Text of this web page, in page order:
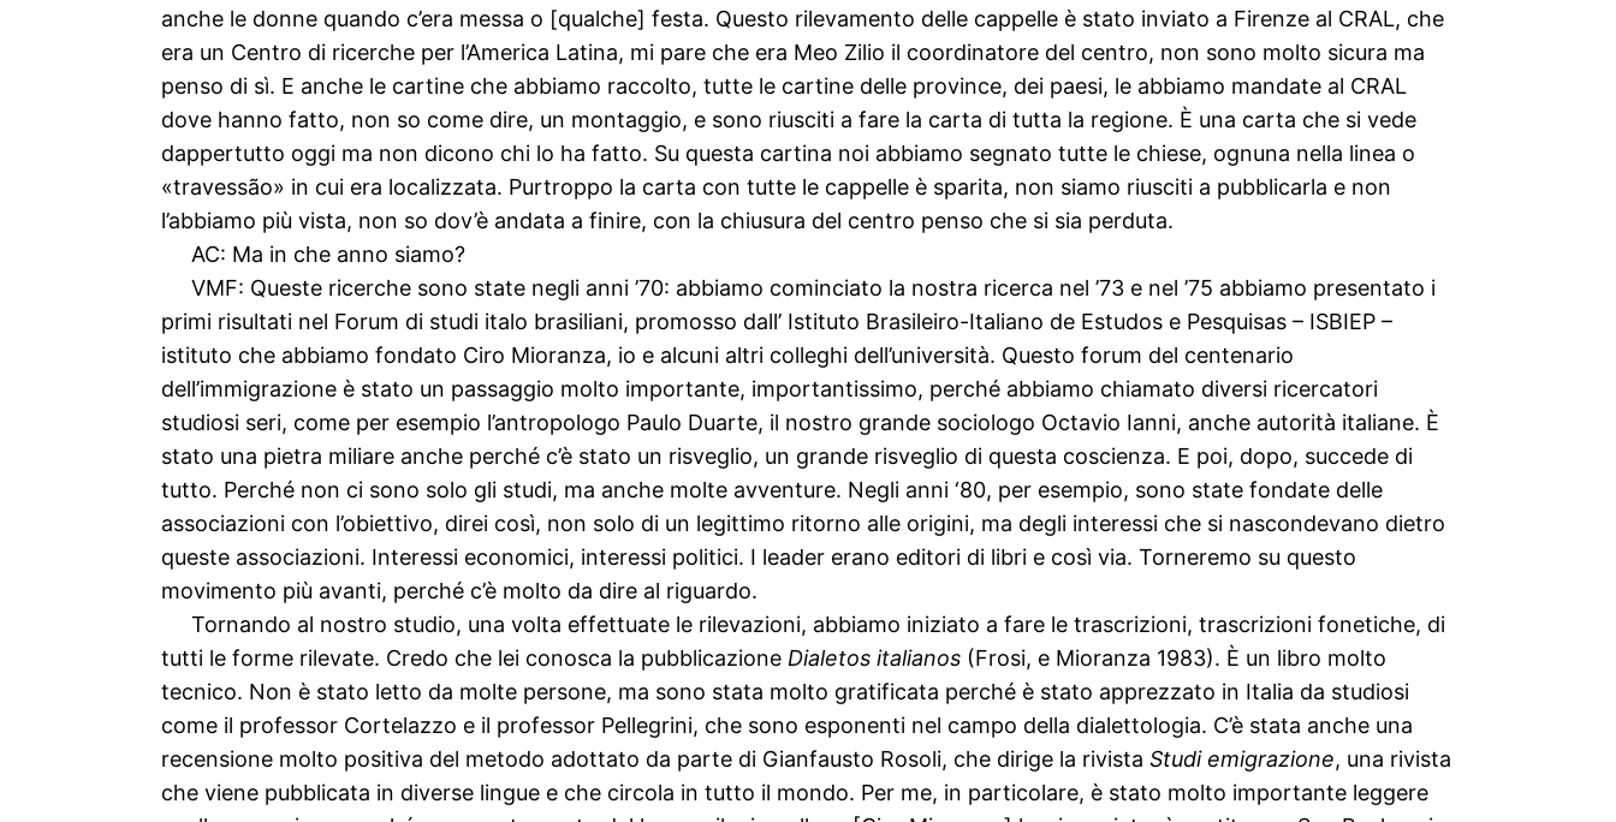
anche le donne quando c’era messa o [qualche] festa. Questo rilevamento delle cappelle è stato inviato a Firenze al CRAL, che
era un Centro di ricerche per l’America Latina, mi pare che era Meo Zilio il coordinatore del centro, non sono molto sicura ma
penso di sì. E anche le cartine che abbiamo raccolto, tutte le cartine delle province, dei paesi, le abbiamo mandate al CRAL
dove hanno fatto, non so come dire, un montaggio, e sono riusciti a fare la carta di tutta la regione. È una carta che si vede
dappertutto oggi ma non dicono chi lo ha fatto. Su questa cartina noi abbiamo segnato tutte le chiese, ognuna nella linea o
«travessão» in cui era localizzata. Purtroppo la carta con tutte le cappelle è sparita, non siamo riusciti a pubblicarla e non
l’abbiamo più vista, non so dov’è andata a finire, con la chiusura del centro penso che si sia perduta.
AC: Ma in che anno siamo?
VMF: Queste ricerche sono state negli anni ’70: abbiamo cominciato la nostra ricerca nel ’73 e nel ’75 abbiamo presentato i
primi risultati nel Forum di studi italo brasiliani, promosso dall’ Istituto Brasileiro-Italiano de Estudos e Pesquisas – ISBIEP –
istituto che abbiamo fondato Ciro Mioranza, io e alcuni altri colleghi dell’università. Questo forum del centenario
dell’immigrazione è stato un passaggio molto importante, importantissimo, perché abbiamo chiamato diversi ricercatori
studiosi seri, come per esempio l’antropologo Paulo Duarte, il nostro grande sociologo Octavio Ianni, anche autorità italiane. È
stato una pietra miliare anche perché c’è stato un risveglio, un grande risveglio di questa coscienza. E poi, dopo, succede di
tutto. Perché non ci sono solo gli studi, ma anche molte avventure. Negli anni ‘80, per esempio, sono state fondate delle
associazioni con l’obiettivo, direi così, non solo di un legittimo ritorno alle origini, ma degli interessi che si nascondevano dietro
queste associazioni. Interessi economici, interessi politici. I leader erano editori di libri e così via. Torneremo su questo
movimento più avanti, perché c’è molto da dire al riguardo.
Tornando al nostro studio, una volta effettuate le rilevazioni, abbiamo iniziato a fare le trascrizioni, trascrizioni fonetiche, di
tutti le forme rilevate. Credo che lei conosca la pubblicazioneDialetos italianos (Frosi, e Mioranza 1983). È un libro molto
tecnico. Non è stato letto da molte persone, ma sono stata molto gratificata perché è stato apprezzato in Italia da studiosi
come il professor Cortelazzo e il professor Pellegrini, che sono esponenti nel campo della dialettologia. C’è stata anche una
recensione molto positiva del metodo adottato da parte di Gianfausto Rosoli, che dirige la rivistaStudi emigrazione, una rivista
che viene pubblicata in diverse lingue e che circola in tutto il mondo. Per me, in particolare, è stato molto importante leggere